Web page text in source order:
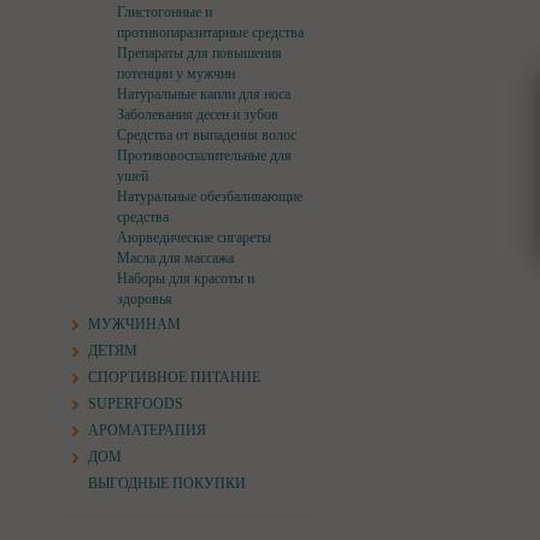
Глистогонные и
противопаразитарные средства
Препараты для повышения
потенции у мужчин
Натуральные капли для носа
Заболевания десен и зубов
Средства от выпадения волос
Противовоспалительные для
ушей
Натуральные обезбаливающие
средства
Аюрведические сигареты
Масла для массажа
Наборы для красоты и
здоровья
МУЖЧИНАМ
ДЕТЯМ
СПОРТИВНОЕ ПИТАНИЕ
SUPERFOODS
АРОМАТЕРАПИЯ
ДОМ
ВЫГОДНЫЕ ПОКУПКИ